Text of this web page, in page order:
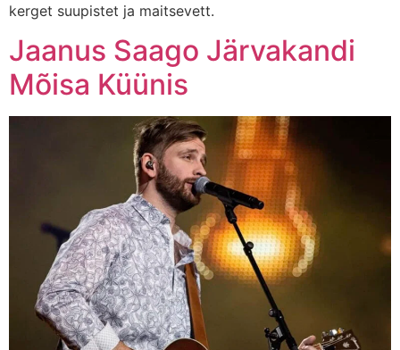
kerget suupistet ja maitsevett.
Jaanus Saago Järvakandi
Mõisa Küünis